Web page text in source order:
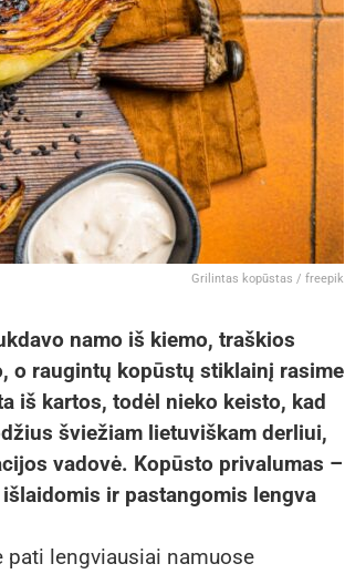
Grilintas kopūstas / freepik
namo iš kiemo, traškios
o raugintų kopūstų stiklainį rasime
iš kartos, todėl nieko keisto, kad
šviežiam lietuviškam derliui,
vadovė. Kopūsto privalumas –
ir pastangomis lengva
pati lengviausiai namuose